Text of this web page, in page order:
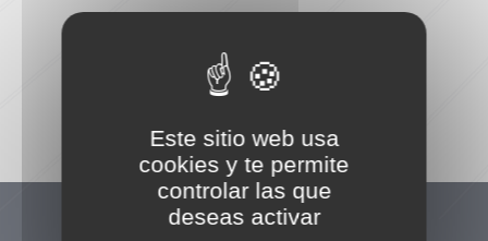
ShareThis está deshabilitado.
Permitir
Este sitio web usa
cookies y te permite
controlar las que
deseas activar